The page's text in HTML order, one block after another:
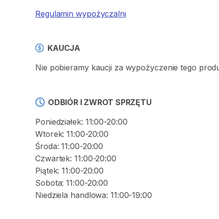
Regulamin wypożyczalni
KAUCJA
Nie pobieramy kaucji za wypożyczenie tego
ODBIÓR I ZWROT SPRZĘTU
Poniedziałek: 11:00-20:00
Wtorek: 11:00-20:00
Środa: 11:00-20:00
Czwartek: 11:00-20:00
Piątek: 11:00-20:00
Sobota: 11:00-20:00
Niedziela handlowa: 11:00-19:00